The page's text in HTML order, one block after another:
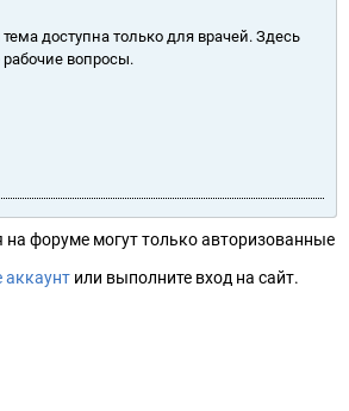
доступна только для врачей. Здесь
вопросы.
форуме могут только авторизованные
аккаунт или выполните вход на сайт.